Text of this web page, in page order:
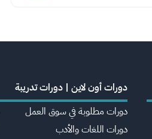
دورات أون لاين | دورات تدريبة
دورات مطلوبة في سوق العمل
دورات اللغات والأدب